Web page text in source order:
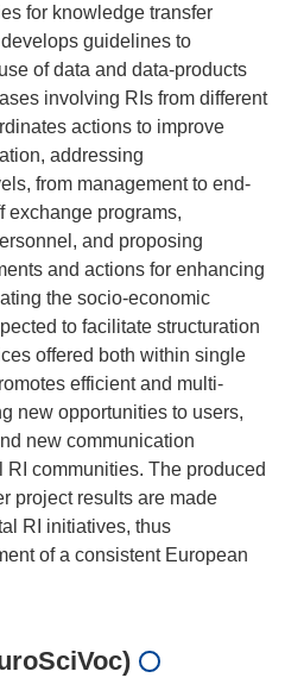
for knowledge transfer
guidelines to
of data and data-products
involving RIs from different
actions to improve
addressing
from management to end-
exchange programs,
and proposing
and actions for enhancing
the socio-economic
to facilitate structuration
offered both within single
efficient and multi-
new opportunities to users,
new communication
communities. The produced
project results are made
RI initiatives, thus
of a consistent European